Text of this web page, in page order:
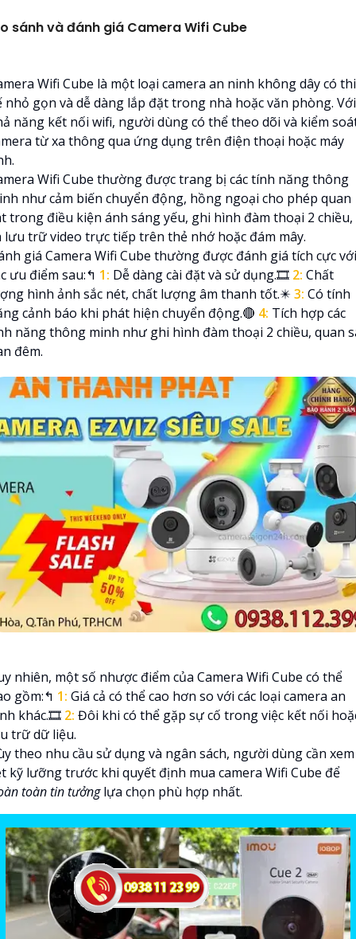
sánh và đánh giá Camera Wifi Cube
Wifi Cube là một loại camera an ninh không dây có
nhỏ gọn và dễ dàng lắp đặt trong nhà hoặc văn phòng. Với
năng kết nối wifi, người dùng có thể theo dõi và kiểm
từ xa thông qua ứng dụng trên điện thoại hoặc máy
Wifi Cube thường được trang bị các tính năng thông
như cảm biến chuyển động, hồng ngoại cho phép quan
trong điều kiện ánh sáng yếu, ghi hình đàm thoại 2 chiều,
lưu trữ video trực tiếp trên thẻ nhớ hoặc đám mây.
giá Camera Wifi Cube thường được đánh giá tích cực với
ưu điểm sau:️↰ 1: Dễ dàng cài đặt và sử dụng.🎞 2: Chất
hình ảnh sắc nét, chất lượng âm thanh tốt.✴️ 3: Có tính
cảnh báo khi phát hiện chuyển động.🔴 4: Tích hợp các
năng thông minh như ghi hình đàm thoại 2 chiều, quan
đêm.
nhiên, một số nhược điểm của Camera Wifi Cube có thể
gồm:️↰ 1: Giá cả có thể cao hơn so với các loại camera an
khác.🎞 2: Đôi khi có thể gặp sự cố trong việc kết nối
trữ dữ liệu.
theo nhu cầu sử dụng và ngân sách, người dùng cần xem
kỹ lưỡng trước khi quyết định mua camera Wifi Cube để
toàn tin tưởnglựa chọn phù hợp nhất.